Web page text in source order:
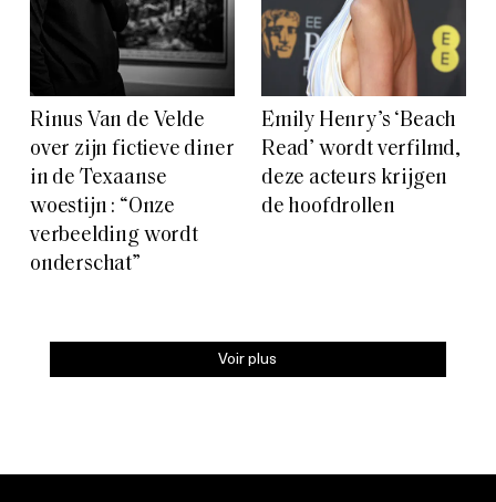
Rinus Van de Velde
over zijn fictieve diner
in de Texaanse
woestijn : “Onze
verbeelding wordt
onderschat”
Emily Henry’s ‘Beach
Read’ wordt verfilmd,
deze acteurs krijgen
de hoofdrollen
Voir plus